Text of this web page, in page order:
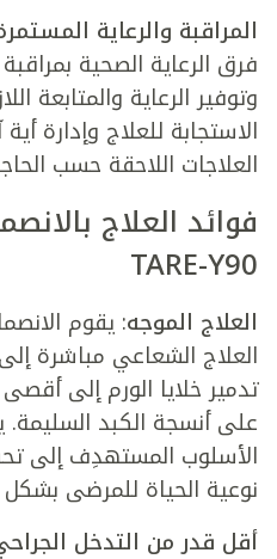
المراقبة والرعاية
فرق الرعاية الصحية
وتوفير الرعاية والمتابعة
الاستجابة للعلاج وإدارة
العلاجات اللاحقة حسب
فوائد العلاج
TARE-Y90
العلاج الموجه: يقوم
العلاج الشعاعي مباشرة
تدمير خلايا الورم إلى
على أنسجة الكبد
الأسلوب المستهدِف إلى
نوعية الحياة للمرضى
أقل قدر من التدخل